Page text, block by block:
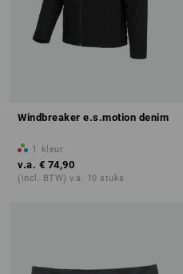
Windbreaker e.s.motion denim
1 kleur
v.a. € 74,90
(incl. BTW) v.a. 10 stuks